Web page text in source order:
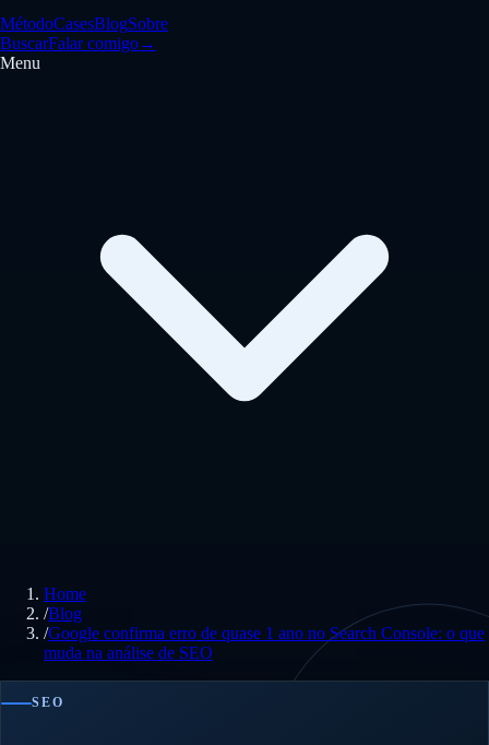
MétodoCasesBlogSobre
BuscarFalar comigo→
Menu
Home
/Blog
/Google confirma erro de quase 1 ano no Search Console: o que
muda na análise de SEO
SEO